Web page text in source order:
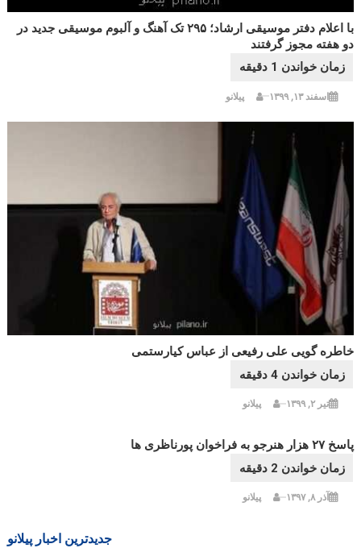
با اعلام دفتر موسیقی ارشاد؛ ۲۹۵ تک آهنگ و آلبوم موسیقی جدید در
دو هفته مجوز گرفتند
اسفند ۱۳, ۱۳۹۹ پیلانو
خاطره گویی علی رفیعی از عباس کیارستمی
تیر ۲, ۱۳۹۹ پیلانو
پاسخ ۲۷ هزار هنرجو به فراخوان پورناظری ها
آذر ۸, ۱۳۹۷ پیلانو
جدیدترین اخبار پیلانو